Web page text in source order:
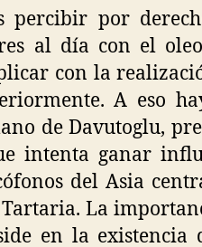
percibir por
al día con el
con la
A eso
de Davutoglu,
intenta ganar
del Asia
La
en la existencia